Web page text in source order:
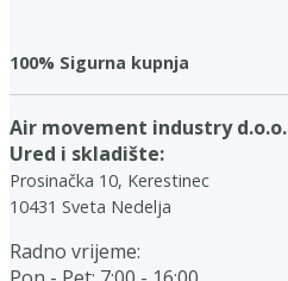
100% Sigurna kupnja
Air movement industry d.o.o.
Ured i skladište:
Prosinačka 10, Kerestinec
10431 Sveta Nedelja
Radno vrijeme: